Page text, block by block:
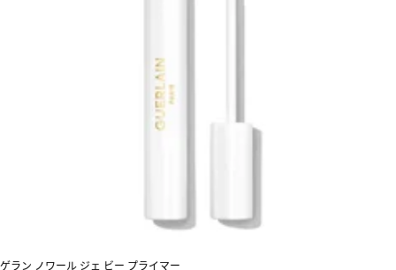
ゲラン ノワール ジェ ビー プライマー